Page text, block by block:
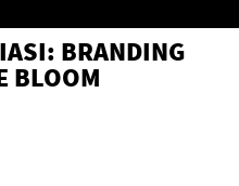
BRANDING
BLOOM